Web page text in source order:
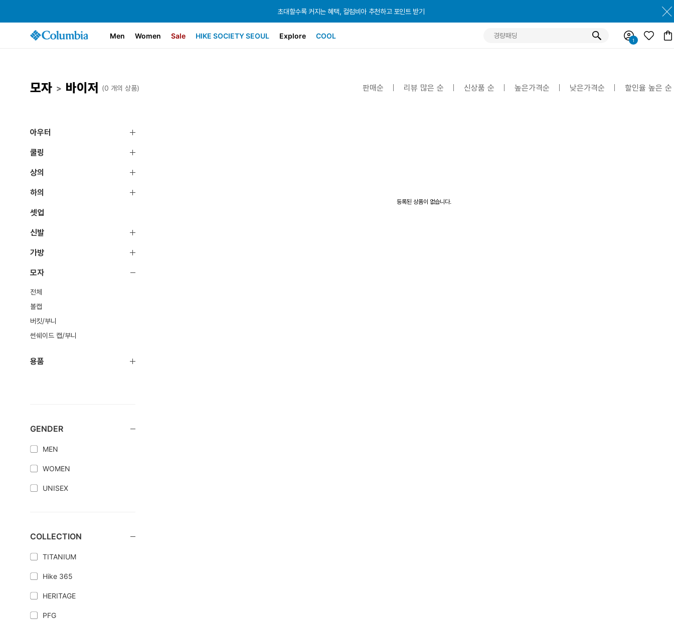
초대할수록 커지는 혜택, 컬럼비아 추천하고 포인트 받기
초대할수록 커지는 혜택, 컬럼비아 추천하고 포인트 받기
초대할수록 커지는 혜택, 컬럼비아 추천하고 포인트 받기
Men Women Sale HIKE SOCIETY SEOUL Explore COOL
모자 > 바이저 (0 개의 상품) 판매순 리뷰 많은 순 신상품 순 높은가격순 낮은가격순 할인율 높은 순
아우터
쿨링
상의
하의
셋업
신발
가방
모자
전체
볼캡
버킷/부니
썬쉐이드 캡/부니
용품
GENDER
MEN
WOMEN
UNISEX
COLLECTION
TITANIUM
Hike 365
HERITAGE
PFG
등록된 상품이 없습니다.